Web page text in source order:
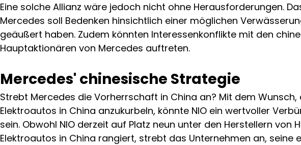
Eine solche Allianz wäre jedoch nicht ohne Herausforderungen.
Mercedes soll Bedenken hinsichtlich einer möglichen
geäußert haben. Zudem könnten Interessenkonflikte mit den
Hauptaktionären von Mercedes auftreten.
Mercedes' chinesische Strategie
Strebt Mercedes die Vorherrschaft in China an? Mit dem Wunsch,
Elektroautos in China anzukurbeln, könnte NIO ein wertvoller
sein. Obwohl NIO derzeit auf Platz neun unter den Herstellern von
Elektroautos in China rangiert, strebt das Unternehmen an, seine